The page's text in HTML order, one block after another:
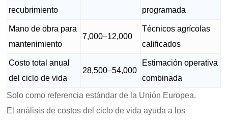
recubrimiento
programada
Mano de obra para
mantenimiento
7,000–12,000
Técnicos agrícolas
calificados
Costo total anual
del ciclo de vida
28,500–54,000
Estimación operativa
combinada
Solo como referencia estándar de la Unión Europea.
El análisis de costos del ciclo de vida ayuda a los